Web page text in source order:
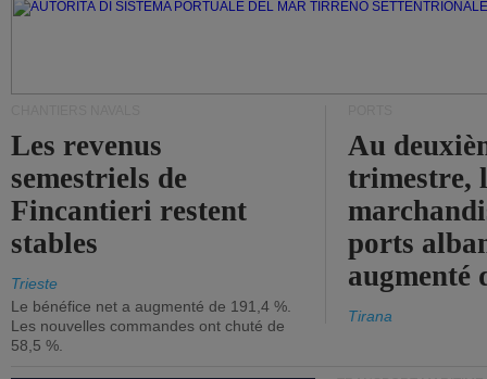
Les revenus
semestriels de
Fincantieri restent
stables
Trieste
Le bénéfice net a augmenté de 191,4 %.
Les nouvelles commandes ont chuté de
58,5 %.
Au
trimestre,
ports
augmenté
Tirana